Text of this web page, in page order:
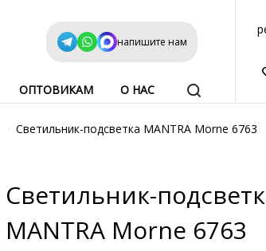
напишите нам
ОПТОВИКАМ О НАС
Светильник-подсветка MANTRA Morne 6763
Светильник-
MANTRA Morne 6763